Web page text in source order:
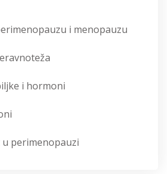
i menopauzu
i hormoni
perimenopauzi